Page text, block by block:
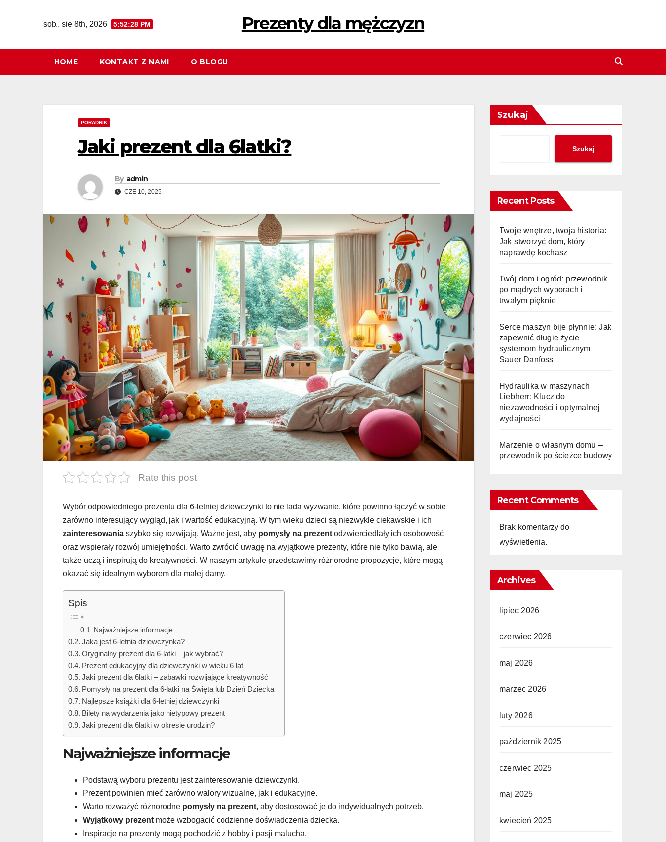
sob.. sie 8th, 2026 5:52:29 PM Prezenty dla mężczyzn
HOME KONTAKT Z NAMI O BLOGU
PORADNIK
Jaki prezent dla 6latki?
By admin
CZE 10, 2025
Rate this post
Wybór odpowiedniego prezentu dla 6-letniej dziewczynki to nie lada wyzwanie, które powinno łączyć w sobie
zarówno interesujący wygląd, jak i wartość edukacyjną. W tym wieku dzieci są niezwykle ciekawskie i ich
zainteresowania szybko się rozwijają. Ważne jest, aby pomysły na prezent odzwierciedlały ich osobowość
oraz wspierały rozwój umiejętności. Warto zwrócić uwagę na wyjątkowe prezenty, które nie tylko bawią, ale
także uczą i inspirują do kreatywności. W naszym artykule przedstawimy różnorodne propozycje, które mogą
okazać się idealnym wyborem dla małej damy.
Spis
Najważniejsze informacje
Jaka jest 6-letnia dziewczynka?
Oryginalny prezent dla 6-latki – jak wybrać?
Prezent edukacyjny dla dziewczynki w wieku 6 lat
Jaki prezent dla 6latki – zabawki rozwijające kreatywność
Pomysły na prezent dla 6-latki na Święta lub Dzień Dziecka
Najlepsze książki dla 6-letniej dziewczynki
Bilety na wydarzenia jako nietypowy prezent
Jaki prezent dla 6latki w okresie urodzin?
Najważniejsze informacje
Podstawą wyboru prezentu jest zainteresowanie dziewczynki.
Prezent powinien mieć zarówno walory wizualne, jak i edukacyjne.
Warto rozważyć różnorodne pomysły na prezent, aby dostosować je do indywidualnych potrzeb.
Wyjątkowy prezent może wzbogacić codzienne doświadczenia dziecka.
Inspiracje na prezenty mogą pochodzić z hobby i pasji malucha.
Szukaj
Szukaj
Recent Posts
Twoje wnętrze, twoja historia:
Jak stworzyć dom, który
naprawdę kochasz
Twój dom i ogród: przewodnik
po mądrych wyborach i
trwałym pięknie
Serce maszyn bije płynnie: Jak
zapewnić długie życie
systemom hydraulicznym
Sauer Danfoss
Hydraulika w maszynach
Liebherr: Klucz do
niezawodności i optymalnej
wydajności
Marzenie o własnym domu –
przewodnik po ścieżce budowy
Recent Comments
Brak komentarzy do
wyświetlenia.
Archives
lipiec 2026
czerwiec 2026
maj 2026
marzec 2026
luty 2026
październik 2025
czerwiec 2025
maj 2025
kwiecień 2025